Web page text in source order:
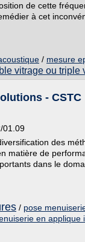
de cette
à cet
/ mesure
vitrage ou triple
- CSTC
01.09
des
matière de
dans le
/ pose
en applique